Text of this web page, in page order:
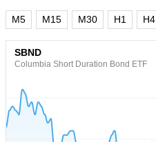
M5 M15 M30 H1 H4
SBND
Columbia Short Duration Bond ETF